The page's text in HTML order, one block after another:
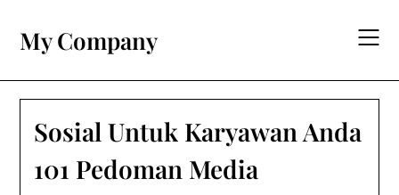
content
My Company
Sosial Untuk Karyawan Anda
101 Pedoman Media